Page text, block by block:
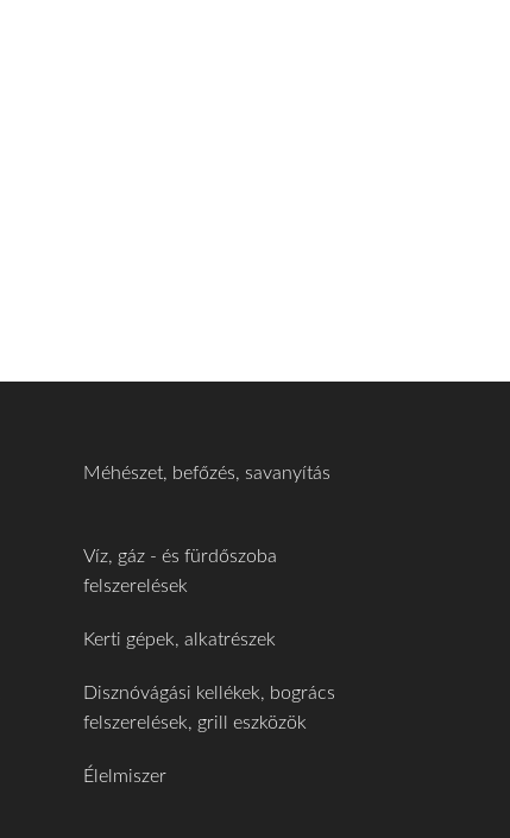
Méhészet, befőzés, savanyítás
Víz, gáz - és fürdőszoba
felszerelések
Kerti gépek, alkatrészek
Disznóvágási kellékek, bogrács
felszerelések, grill eszközök
Élelmiszer